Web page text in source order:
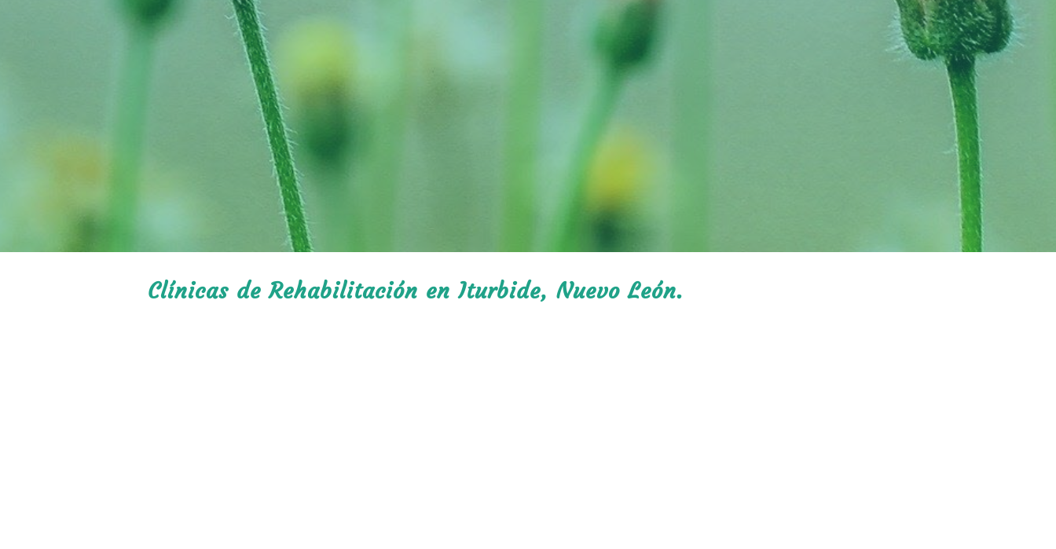
Clínicas de Rehabilitación en Iturbide, Nuevo León.